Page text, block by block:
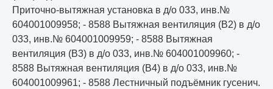
Приточно-вытяжная установка в д/о 033, инв.№
604001009958; - 8588 Вытяжная вентиляция (В2) в д/о
033, инв.№ 604001009959; - 8588 Вытяжная
вентиляция (В3) в д/о 033, инв.№ 604001009960; -
8588 Вытяжная вентиляция (В4) в д/о 033, инв.№
604001009961; - 8588 Лестничный подъёмник гусенич.